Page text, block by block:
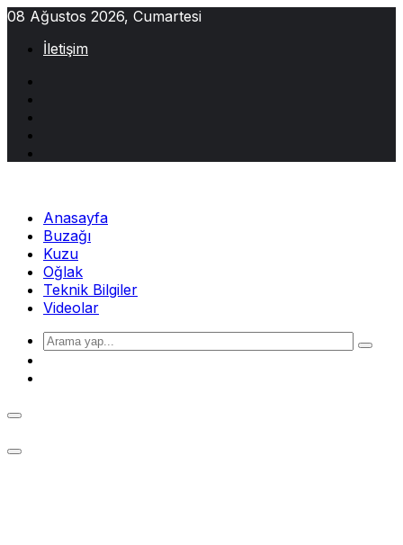
Skip
content
08 Ağustos 2026, Cumartesi
İletişim
Anasayfa
Buzağı
Kuzu
Oğlak
Teknik Bilgiler
Videolar